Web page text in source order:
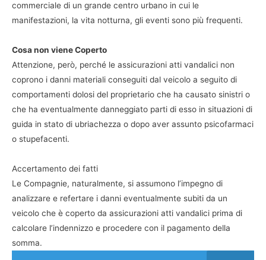
commerciale di un grande centro urbano in cui le
manifestazioni, la vita notturna, gli eventi sono più frequenti.
Cosa non viene Coperto
Attenzione, però, perché le assicurazioni atti vandalici non
coprono i danni materiali conseguiti dal veicolo a seguito di
comportamenti dolosi del proprietario che ha causato sinistri o
che ha eventualmente danneggiato parti di esso in situazioni di
guida in stato di ubriachezza o dopo aver assunto psicofarmaci
o stupefacenti.
Accertamento dei fatti
Le Compagnie, naturalmente, si assumono l’impegno di
analizzare e refertare i danni eventualmente subiti da un
veicolo che è coperto da assicurazioni atti vandalici prima di
calcolare l’indennizzo e procedere con il pagamento della
somma.